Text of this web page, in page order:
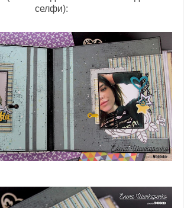
селфи):